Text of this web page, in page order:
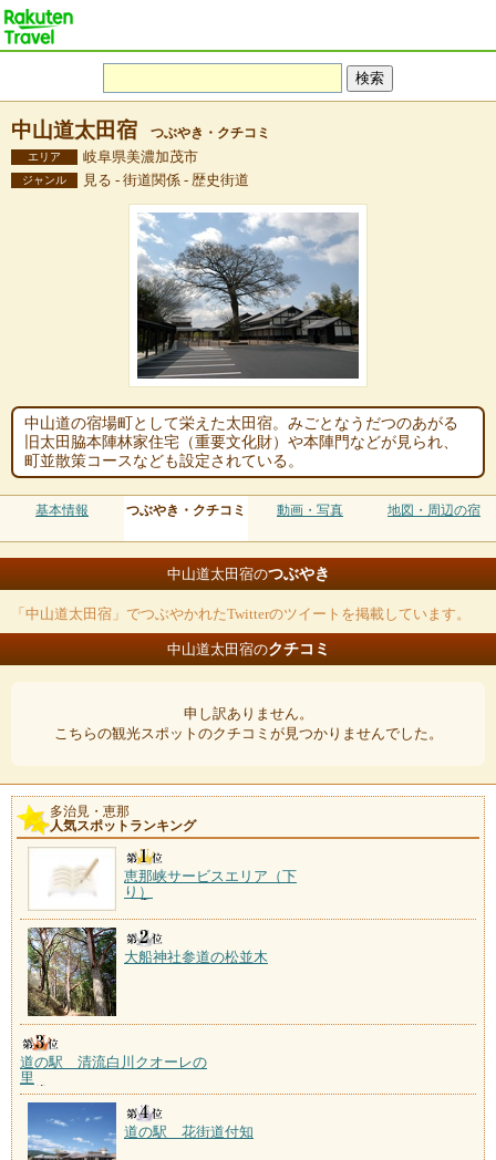
中山道太田宿 つぶやき・クチコミ
エリア 岐阜県美濃加茂市
ジャンル 見る - 街道関係 - 歴史街道
中山道の宿場町として栄えた太田宿。みごとなうだつのあがる
旧太田脇本陣林家住宅（重要文化財）や本陣門などが見られ、
町並散策コースなども設定されている。
基本情報 つぶやき・クチコミ 動画・写真 地図・周辺の宿
中山道太田宿のつぶやき
「中山道太田宿」でつぶやかれたTwitterのツイートを掲載しています。
中山道太田宿のクチコミ
申し訳ありません。
こちらの観光スポットのクチコミが見つかりませんでした。
多治見・恵那
人気スポットランキング
恵那峡サービスエリア（下
り）
大船神社参道の松並木
道の駅 清流白川クオーレの
里
道の駅 花街道付知